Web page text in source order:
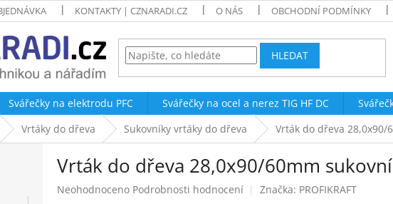
KONTAKTY | CZNARADI.CZ O NÁS OBCHODNÍ PODMÍNKY
HLEDAT
Svářečky na elektrodu PFC Svářečky na ocel a nerez TIG HF DC
Vrtáky do dřeva Sukovníky vrtáky do dřeva Vrták do dřeva 28,0x90/
Vrták do dřeva 28,0x90/60mm
Průměrné
Neohodnoceno Podrobnosti hodnocení Značka: PROFIKRAFT